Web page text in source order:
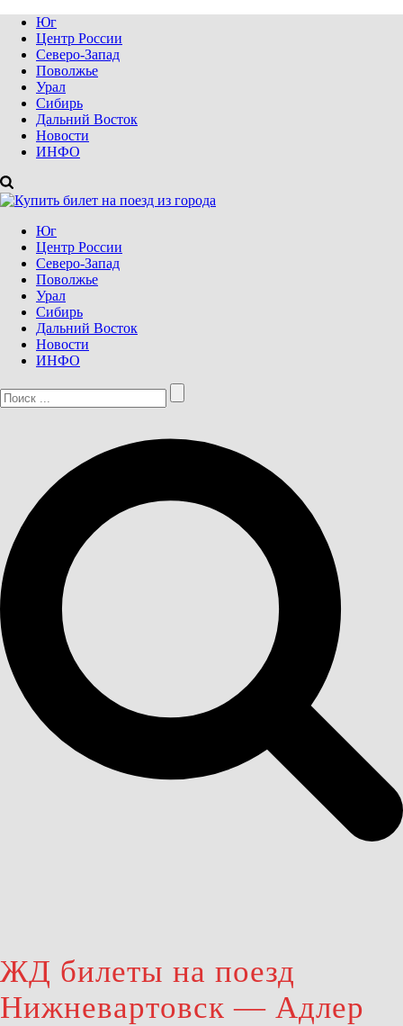
Юг
Центр России
Северо-Запад
Поволжье
Урал
Сибирь
Дальний Восток
Новости
ИНФО
Юг
Центр России
Северо-Запад
Поволжье
Урал
Сибирь
Дальний Восток
Новости
ИНФО
ЖД билеты на поезд
Нижневартовск — Адлер